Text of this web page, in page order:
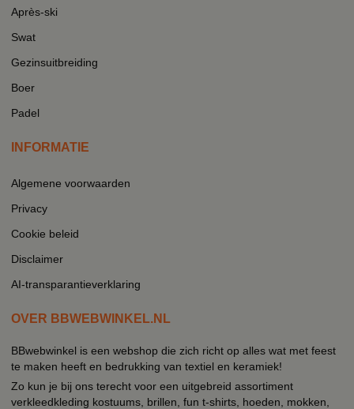
Après-ski
Swat
Gezinsuitbreiding
Boer
Padel
INFORMATIE
Algemene voorwaarden
Privacy
Cookie beleid
Disclaimer
AI-transparantieverklaring
OVER BBWEBWINKEL.NL
BBwebwinkel is een webshop die zich richt op alles wat met feest
te maken heeft en bedrukking van textiel en keramiek!
Zo kun je bij ons terecht voor een uitgebreid assortiment
verkleedkleding kostuums, brillen, fun t-shirts, hoeden, mokken,